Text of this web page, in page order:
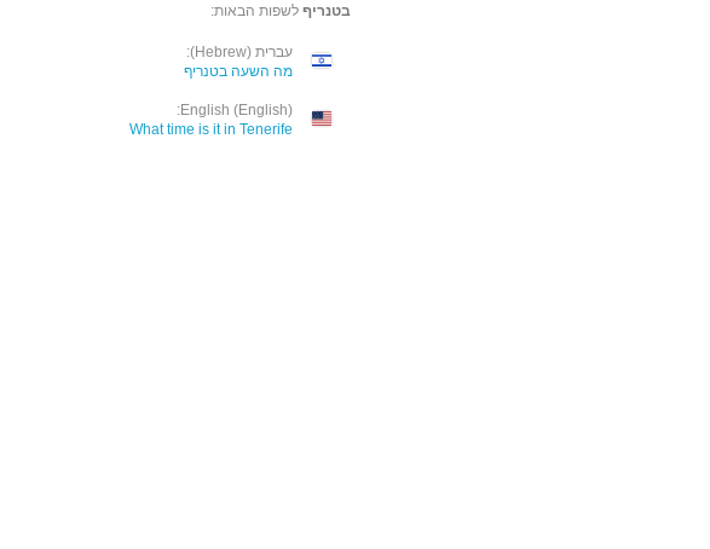
בטנריף לשפות הבאות:
עברית (Hebrew):
מה השעה בטנריף
English (English):
What time is it in Tenerife